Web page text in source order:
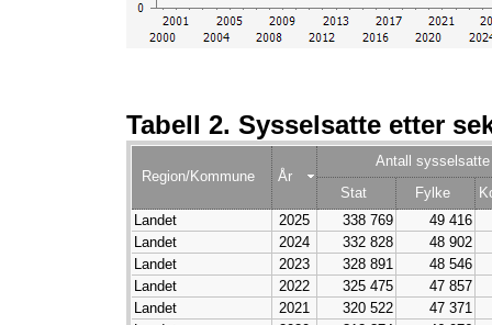
Tabell 2. Sysselsatte etter
Region/Kommune År
Antall
Stat
Fylke
Landet
2025 338 769
49 416
Landet
2024 332 828
48 902
Landet
2023 328 891
48 546
Landet
2022 325 475
47 857
Landet
2021 320 522
47 371